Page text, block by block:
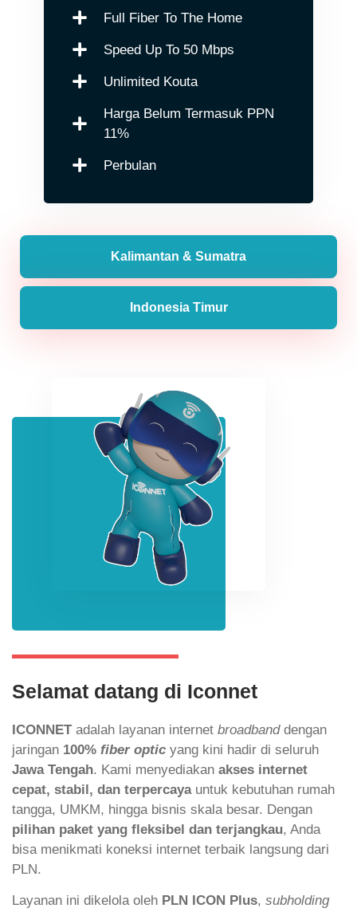
Kalimantan & Sumatra
Indonesia Timur
Full Fiber To The Home
Speed Up To 50 Mbps
Unlimited Kouta
Harga Belum Termasuk PPN
11%
Perbulan
Selamat datang di Iconnet
ICONNETadalah layanan internet broadbanddengan
jaringan 100% fiber optic yang kini hadir di seluruh
Jawa Tengah. Kami menyediakan akses internet
cepat, stabil, dan terpercayauntuk kebutuhan rumah
tangga, UMKM, hingga bisnis skala besar. Dengan
pilihan paket yang fleksibel dan terjangkau, Anda
bisa menikmati koneksi internet terbaik langsung dari
PLN.
Layanan ini dikelola oleh PLN ICON Plus, subholding